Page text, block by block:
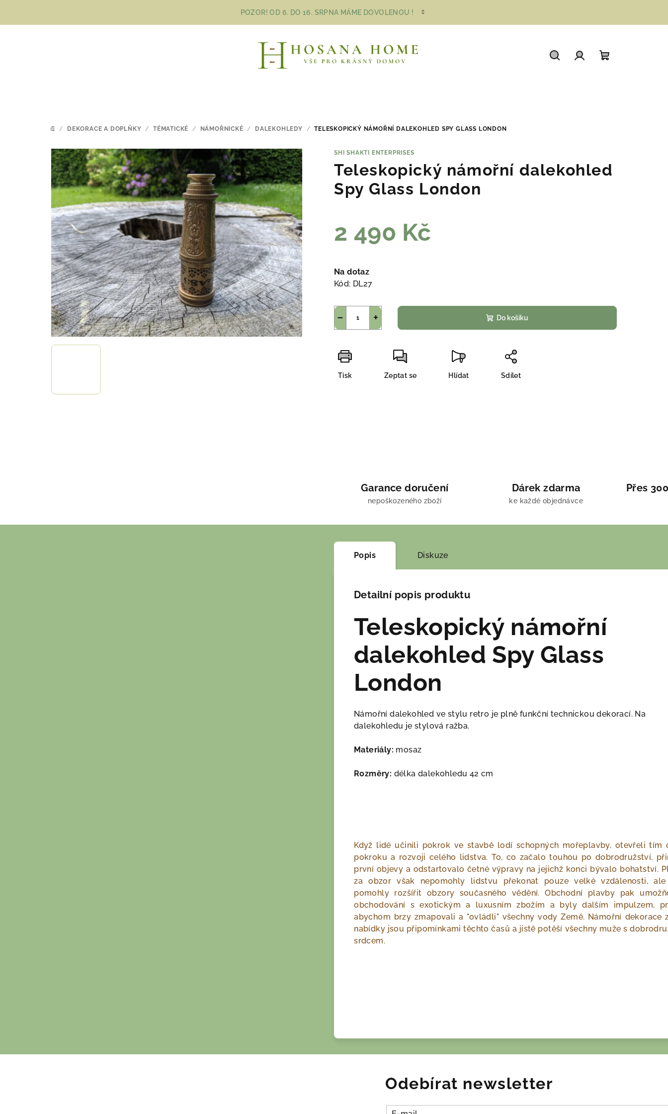
POZOR! OD 6. DO 16. SRPNA MÁME DOVOLENOU !
DOMŮ
/ DEKORACE A DOPLŇKY / TÉMATICKÉ / NÁMOŘNICKÉ / DALEKOHLEDY / TELESKOPICKÝ NÁMOŘNÍ DALEKOHLED SPY GLASS LONDON
SHI SHAKTI ENTERPRISES
Teleskopický námořní dalekohled
Spy Glass London
2 490 Kč
cena:
Na dotaz
Kód: DL27
+
− Do košíku
Tisk Zeptat se Hlídat Sdílet
Garance doručení
nepoškozeného zboží
Dárek zdarma
ke každé objednávce
Přes
Popis Diskuze
Detailní popis produktu
Teleskopický námořní
dalekohled Spy Glass
London
Námořní dalekohled ve stylu retro je plně funkční technickou dekorací. Na
dalekohledu je stylová ražba.
Materiály: mosaz
Rozměry: délka dalekohledu 42 cm
Když lidé učinili pokrok ve stavbě lodí schopných mořeplavby, otevřeli tím
pokroku a rozvoji celého lidstva. To, co začalo touhou po dobrodružství,
první objevy a odstartovalo četné výpravy na jejichž konci bývalo bohatství.
za obzor však nepomohly lidstvu překonat pouze velké vzdálenosti,
pomohly rozšířit obzory současného vědění. Obchodní plavby pak
obchodování s exotickým a luxusním zbožím a byly dalším impulzem,
abychom brzy zmapovali a "ovládli" všechny vody Země. Námořní dekorace
nabídky jsou připomínkami těchto časů a jistě potěší všechny muže s
srdcem.
Odebírat newsletter